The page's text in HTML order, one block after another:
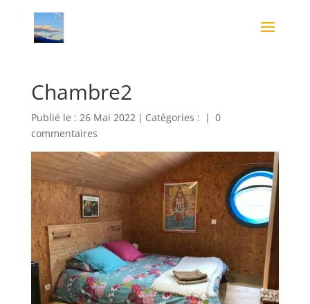
Chambre2
Publié le : 26 Mai 2022 | Catégories : | 0
commentaires